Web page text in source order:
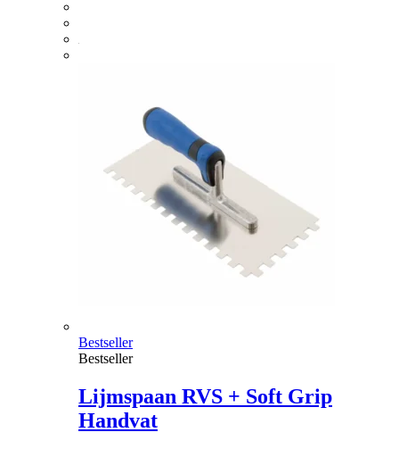
Bestseller
Bestseller
Lijmspaan RVS + Soft Grip
Handvat